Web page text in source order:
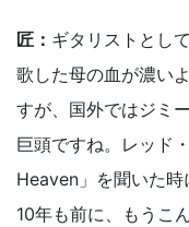
匠： ギタリストとし
歌した母の血が濃い
すが、国外ではジミ
巨頭ですね。レッド
Heaven」を聞いた
10年も前に、もうこ